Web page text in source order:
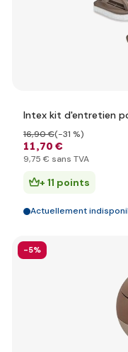
Intex kit d'entretien
11,70 €
16,90 €(-31 %)
9,75 € sans TVA
+ 11 points
Actuellement
-5%